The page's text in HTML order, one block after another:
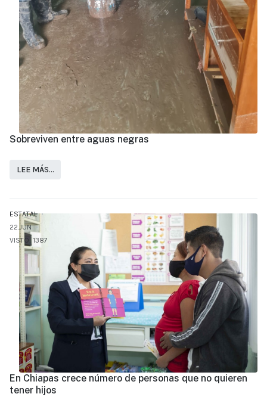
Sobreviven entre aguas negras
LEE MÁS…
ESTATAL
22.JUN
VISTO: 1387
En Chiapas crece número de personas que no quieren
tener hijos